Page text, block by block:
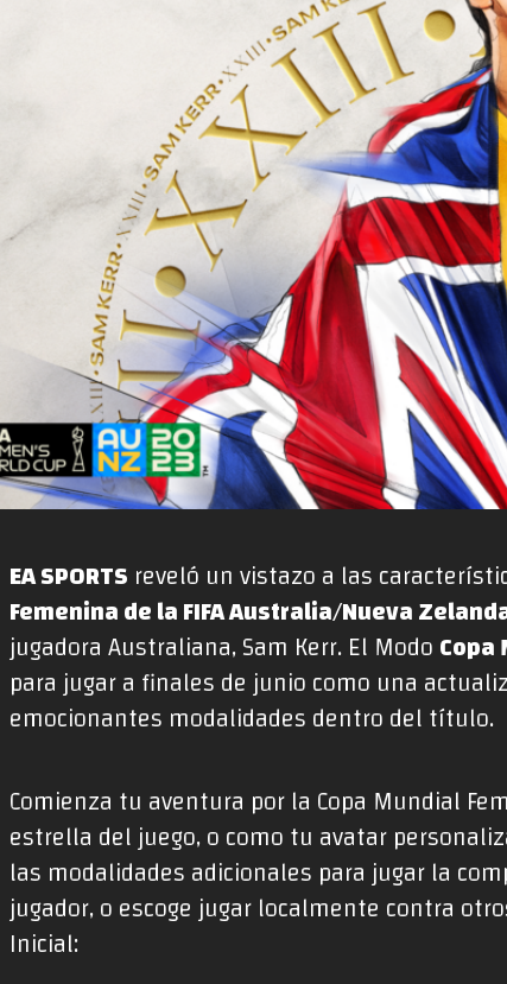
EA SPORTS reveló un vistazo a las
Femenina de la FIFA Australia/Nueva
jugadora Australiana, Sam Kerr. El ModoCopa
para jugar a finales de junio como una
emocionantes modalidades dentro del título.
Comienza tu aventura por la Copa Mundial
estrella del juego, o como tu avatar
las modalidades adicionales para jugar la
jugador, o escoge jugar localmente contra
Inicial: